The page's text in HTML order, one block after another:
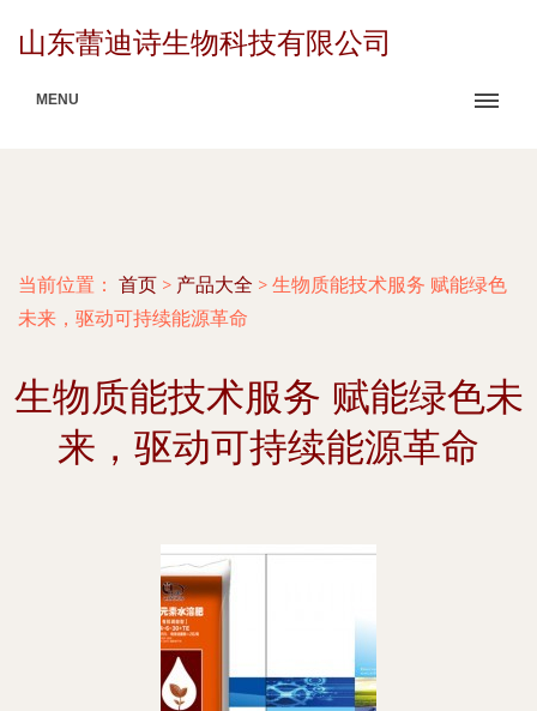
山东蕾迪诗生物科技有限公司
MENU
当前位置： 首页 > 产品大全 > 生物质能技术服务 赋能绿色
未来，驱动可持续能源革命
生物质能技术服务 赋能绿色未
来，驱动可持续能源革命